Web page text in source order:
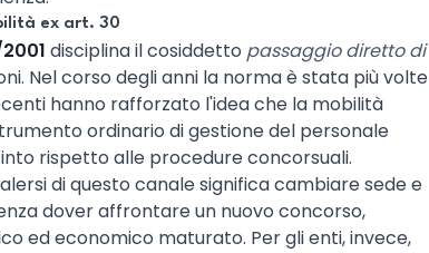
ex art. 30
disciplina il cosiddetto passaggio diretto di
Nel corso degli anni la norma è stata più volte
hanno rafforzato l'idea che la mobilità
ordinario di gestione del personale
rispetto alle procedure concorsuali.
di questo canale significa cambiare sede e
dover affrontare un nuovo concorso,
ed economico maturato. Per gli enti, invece,